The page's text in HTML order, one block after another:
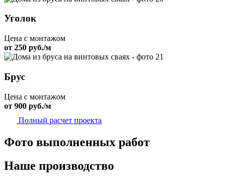
Уголок
Цена с монтажом
от 250 руб./м
Брус
Цена с монтажом
от 900 руб./м
Полный расчет проекта
Фото выполненных работ
Наше производство